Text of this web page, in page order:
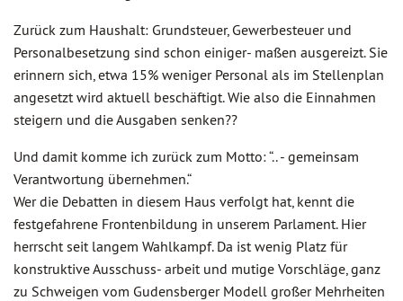
Zurück zum Haushalt: Grundsteuer, Gewerbesteuer und
Personalbesetzung sind schon einiger- maßen ausgereizt. Sie
erinnern sich, etwa 15% weniger Personal als im Stellenplan
angesetzt wird aktuell beschäftigt. Wie also die Einnahmen
steigern und die Ausgaben senken??
Und damit komme ich zurück zum Motto: “.. - gemeinsam
Verantwortung übernehmen.“
Wer die Debatten in diesem Haus verfolgt hat, kennt die
festgefahrene Frontenbildung in unserem Parlament. Hier
herrscht seit langem Wahlkampf. Da ist wenig Platz für
konstruktive Ausschuss- arbeit und mutige Vorschläge, ganz
zu Schweigen vom Gudensberger Modell großer Mehrheiten